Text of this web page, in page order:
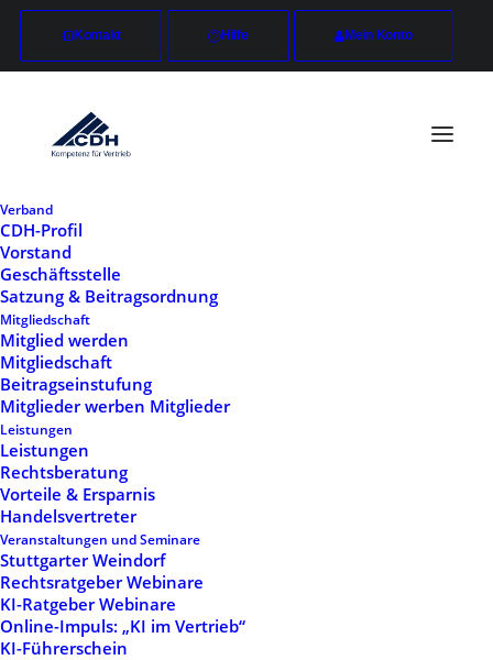
Kontakt Hilfe Mein Konto
Verband
CDH-Profil
Vorstand
Geschäftsstelle
Satzung & Beitragsordnung
Mitgliedschaft
Mitglied werden
Mitgliedschaft
Beitragseinstufung
Mitglieder werben Mitglieder
Leistungen
Leistungen
Rechtsberatung
Vorteile & Ersparnis
Handelsvertreter
Veranstaltungen und Seminare
Stuttgarter Weindorf
Rechtsratgeber Webinare
KI-Ratgeber Webinare
Online-Impuls: „KI im Vertrieb“
KI-Führerschein
Chart & Progress
These are great for displaying types of data
and content to your viewers, change color,
thickness, percentage, custom text and icons.